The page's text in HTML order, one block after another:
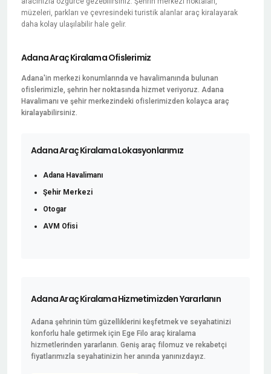
müzeleri, parkları ve çevresindeki turistik alanlar araç kiralayarak
daha kolay ulaşılabilir hale gelir.
Adana Araç Kiralama Ofislerimiz
Adana'in merkezi konumlarında ve havalimanında bulunan
ofislerimizle, şehrin her noktasında hizmet veriyoruz. Adana
Havalimanı ve şehir merkezindeki ofislerimizden kolayca araç
kiralayabilirsiniz.
Adana Araç Kiralama Lokasyonlarımız
Adana Havalimanı
Şehir Merkezi
Otogar
AVM Ofisi
Adana Araç Kiralama Hizmetimizden Yararlanın
Adana şehrinin tüm güzelliklerini keşfetmek ve seyahatinizi
konforlu hale getirmek için Ege Filo araç kiralama
hizmetlerinden yararlanın. Geniş araç filomuz ve rekabetçi
fiyatlarımızla seyahatinizin her anında yanınızdayız.